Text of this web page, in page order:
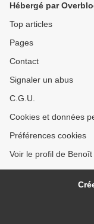
TPMP,
Hébergé par
Top articles
Pages
Contact
Signaler un abus
C.G.U.
Cookies et données
Préférences cookies
Voir le profil de